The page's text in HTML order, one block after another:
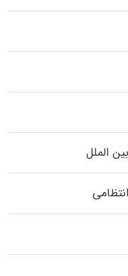
الملل